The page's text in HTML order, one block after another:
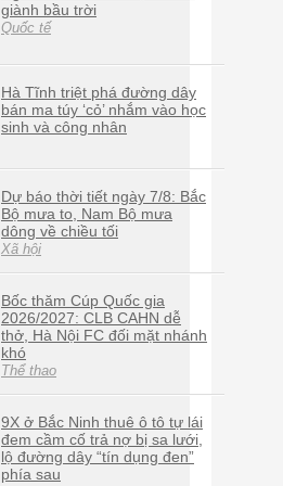
giành bầu trời
Quốc tế
Hà Tĩnh triệt phá đường dây
bán ma túy ‘cỏ’ nhắm vào học
sinh và công nhân
Dự báo thời tiết ngày 7/8: Bắc
Bộ mưa to, Nam Bộ mưa
dông về chiều tối
Xã hội
Bốc thăm Cúp Quốc gia
2026/2027: CLB CAHN dễ
thở, Hà Nội FC đối mặt nhánh
khó
Thể thao
9X ở Bắc Ninh thuê ô tô tự lái
đem cầm cố trả nợ bị sa lưới,
lộ đường dây “tín dụng đen”
phía sau